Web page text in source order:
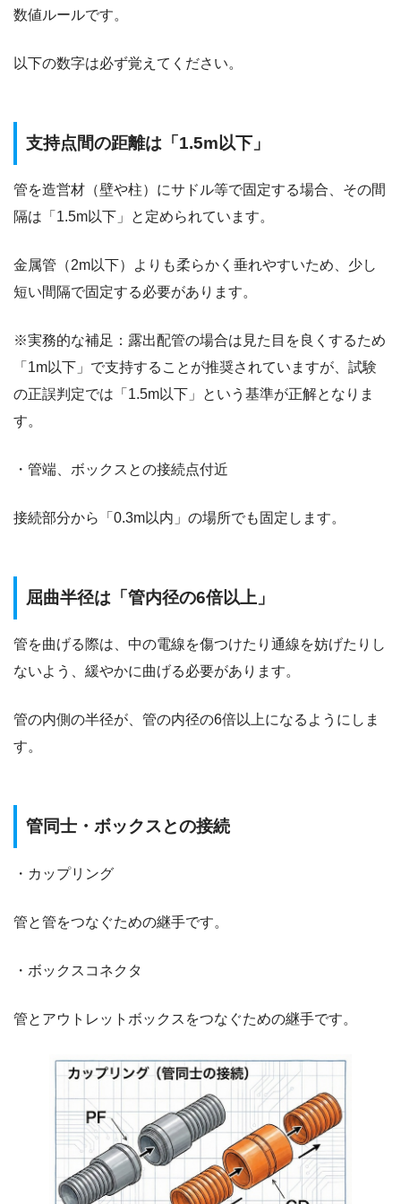
数値ルールです。
以下の数字は必ず覚えてください。
支持点間の距離は「1.5m以下」
管を造営材（壁や柱）にサドル等で固定する場合、その間
隔は「1.5m以下」と定められています。
金属管（2m以下）よりも柔らかく垂れやすいため、少し
短い間隔で固定する必要があります。
※実務的な補足：露出配管の場合は見た目を良くするため
「1m以下」で支持することが推奨されていますが、試験
の正誤判定では「1.5m以下」という基準が正解となりま
す。
・管端、ボックスとの接続点付近
接続部分から「0.3m以内」の場所でも固定します。
屈曲半径は「管内径の6倍以上」
管を曲げる際は、中の電線を傷つけたり通線を妨げたりし
ないよう、緩やかに曲げる必要があります。
管の内側の半径が、管の内径の6倍以上になるようにしま
す。
管同士・ボックスとの接続
・カップリング
管と管をつなぐための継手です。
・ボックスコネクタ
管とアウトレットボックスをつなぐための継手です。